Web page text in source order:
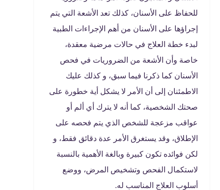
للحفاظ على الأسنان، كذلك تعد الأشعة التي يتم
إجراؤها على الأسنان من أهم الإجراءات الطبية
لبدء خطة العلاج في حالات مرضية معقدة،
خاصة وأن الأشعة من الضروريات في فحص
الأسنان كما ذكرنا فيما سبق، و كذلك عليك
الاطمئنان إلى أن الأمر لا يشكل أية خطورة على
صحتك الشخصية، كما أنه لا يترك أي ألم أو
عواقب مزعجة للشخص الذي يتم فحصه على
الإطلاق، وقد يستغرق الأمر عدة دقائق فقط، و
لكن فوائده تكون كبيرة وبالغة الأهمية بالنسبة
لاستكمال الفحص وتشخيص المرض، ووضع
أسلوب العلاج المناسب له.